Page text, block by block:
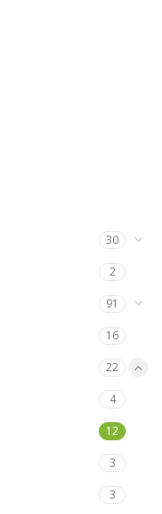
30
2
91
16
22
4
12
3
3